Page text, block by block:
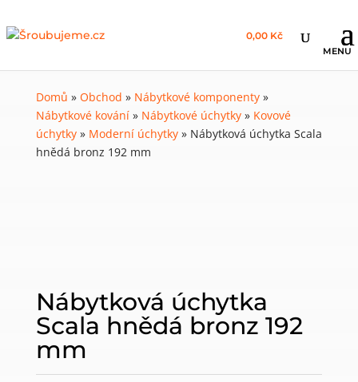
0,00 Kč
Domů » Obchod » Nábytkové komponenty»
Nábytkové kování» Nábytkové úchytky» Kovové
úchytky» Moderní úchytky» Nábytková úchytka Scala
hnědá bronz 192 mm
Nábytková úchytka
Scala hnědá bronz 192
mm